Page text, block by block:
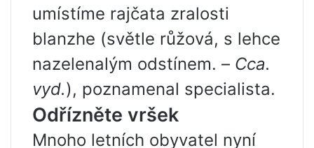
umístíme rajčata zralosti
blanzhe (světle růžová, s lehce
nazelenalým odstínem. – Cca.
vyd.), poznamenal specialista.
Odřízněte vršek
Mnoho letních obyvatel nyní